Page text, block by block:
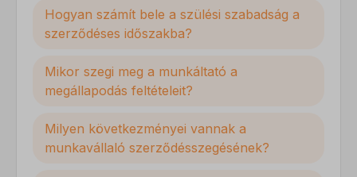
Hogyan számít bele a szülési szabadság a
szerződéses időszakba?
Mikor szegi meg a munkáltató a
megállapodás feltételeit?
Milyen következményei vannak a
munkavállaló szerződésszegésének?